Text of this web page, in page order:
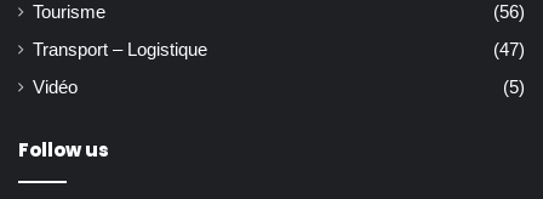
Tourisme
(56)
Transport – Logistique
(47)
Vidéo
(5)
Follow us